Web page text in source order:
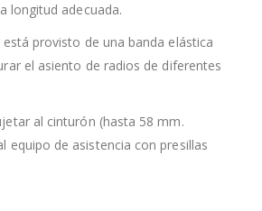
longitud adecuada.
provisto de una banda elástica
el asiento de radios de diferentes
al cinturón (hasta 58 mm.
equipo de asistencia con presillas